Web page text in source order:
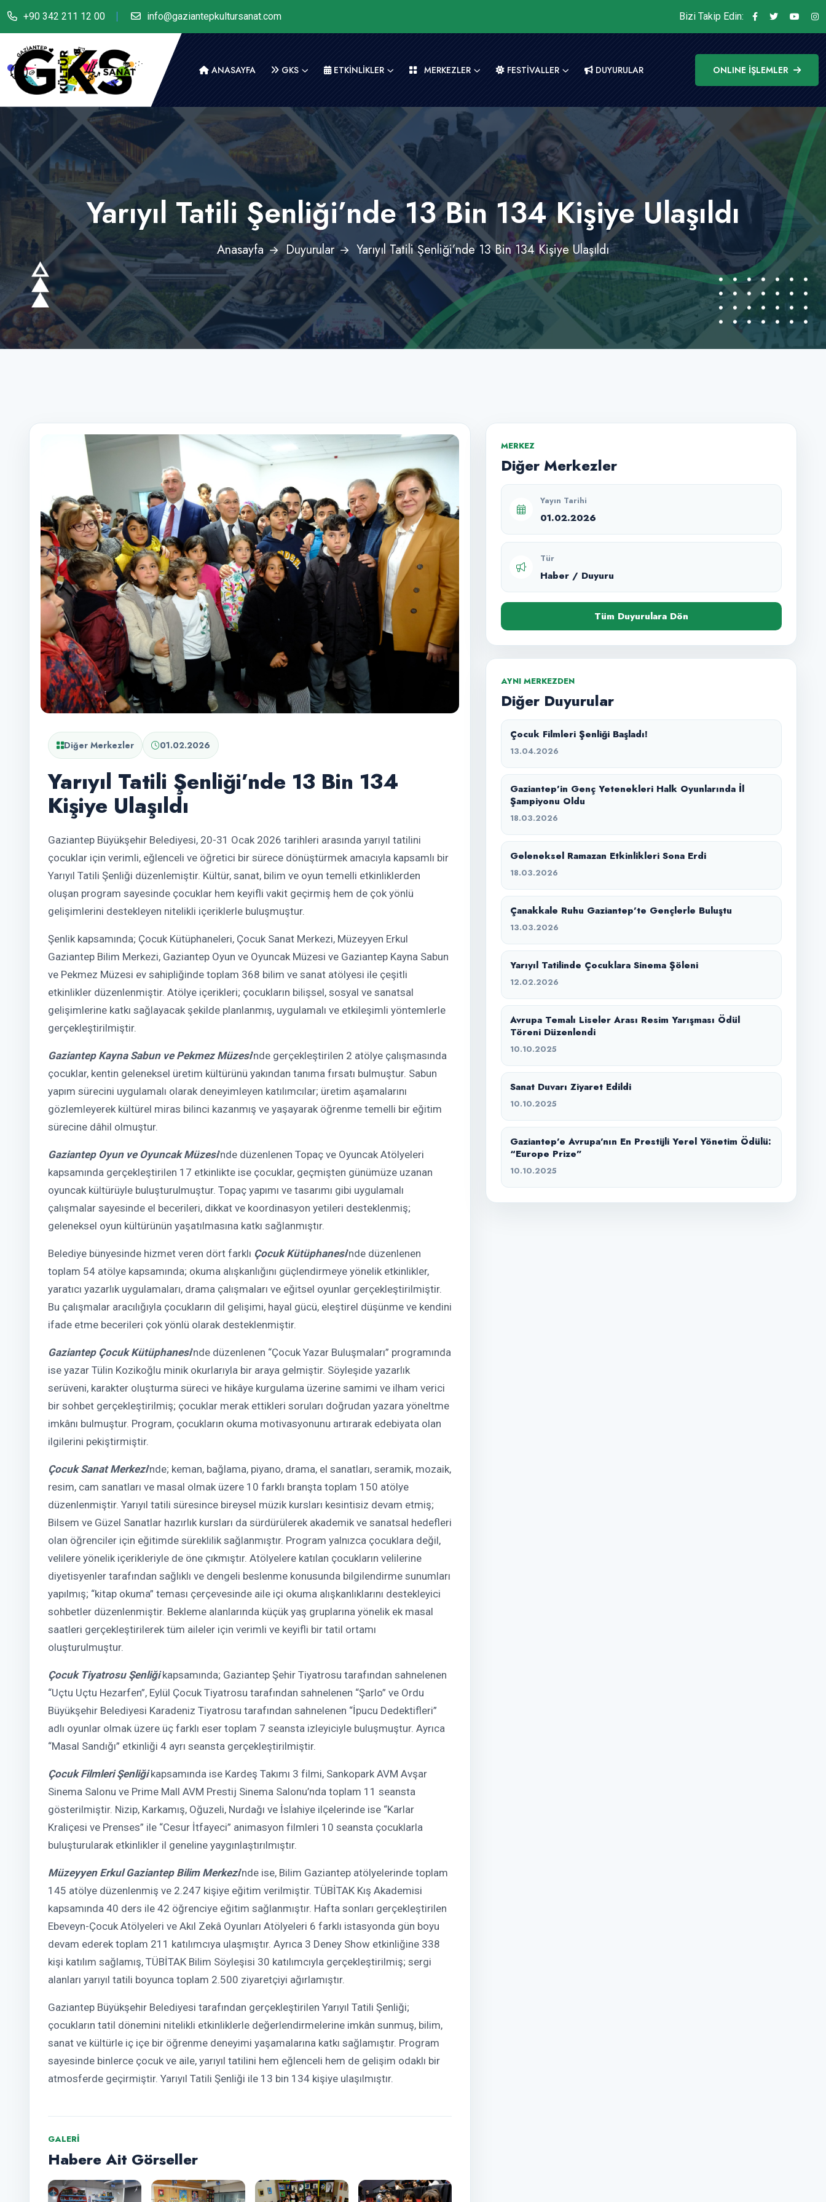
+90 342 211 12 00 info@gaziantepkultursanat.com Bizi Takip Edin:
ANASAYFA GKS ETKİNLİKLER MERKEZLER FESTİVALLER DUYURULAR ONLINE İŞLEMLER
Yarıyıl Tatili Şenliği’nde 13 Bin 134 Kişiye Ulaşıldı
Anasayfa Duyurular Yarıyıl Tatili Şenliği’nde 13 Bin 134 Kişiye Ulaşıldı
Diğer Merkezler 01.02.2026
Yarıyıl Tatili Şenliği’nde 13 Bin 134
Kişiye Ulaşıldı
Gaziantep Büyükşehir Belediyesi, 20-31 Ocak 2026 tarihleri arasında yarıyıl tatilini
çocuklar için verimli, eğlenceli ve öğretici bir sürece dönüştürmek amacıyla kapsamlı bir
Yarıyıl Tatili Şenliği düzenlemiştir. Kültür, sanat, bilim ve oyun temelli etkinliklerden
oluşan program sayesinde çocuklar hem keyifli vakit geçirmiş hem de çok yönlü
gelişimlerini destekleyen nitelikli içeriklerle buluşmuştur.
Şenlik kapsamında; Çocuk Kütüphaneleri, Çocuk Sanat Merkezi, Müzeyyen Erkul
Gaziantep Bilim Merkezi, Gaziantep Oyun ve Oyuncak Müzesi ve Gaziantep Kayna Sabun
ve Pekmez Müzesi ev sahipliğinde toplam 368 bilim ve sanat atölyesi ile çeşitli
etkinlikler düzenlenmiştir. Atölye içerikleri; çocukların bilişsel, sosyal ve sanatsal
gelişimlerine katkı sağlayacak şekilde planlanmış, uygulamalı ve etkileşimli yöntemlerle
gerçekleştirilmiştir.
Gaziantep Kayna Sabun ve Pekmez Müzesi’nde gerçekleştirilen 2 atölye çalışmasında
çocuklar, kentin geleneksel üretim kültürünü yakından tanıma fırsatı bulmuştur. Sabun
yapım sürecini uygulamalı olarak deneyimleyen katılımcılar; üretim aşamalarını
gözlemleyerek kültürel miras bilinci kazanmış ve yaşayarak öğrenme temelli bir eğitim
sürecine dâhil olmuştur.
Gaziantep Oyun ve Oyuncak Müzesi’nde düzenlenen Topaç ve Oyuncak Atölyeleri
kapsamında gerçekleştirilen 17 etkinlikte ise çocuklar, geçmişten günümüze uzanan
oyuncak kültürüyle buluşturulmuştur. Topaç yapımı ve tasarımı gibi uygulamalı
çalışmalar sayesinde el becerileri, dikkat ve koordinasyon yetileri desteklenmiş;
geleneksel oyun kültürünün yaşatılmasına katkı sağlanmıştır.
Belediye bünyesinde hizmet veren dört farklı Çocuk Kütüphanesi’nde düzenlenen
toplam 54 atölye kapsamında; okuma alışkanlığını güçlendirmeye yönelik etkinlikler,
yaratıcı yazarlık uygulamaları, drama çalışmaları ve eğitsel oyunlar gerçekleştirilmiştir.
Bu çalışmalar aracılığıyla çocukların dil gelişimi, hayal gücü, eleştirel düşünme ve kendini
ifade etme becerileri çok yönlü olarak desteklenmiştir.
Gaziantep Çocuk Kütüphanesi’nde düzenlenen “Çocuk Yazar Buluşmaları” programında
ise yazar Tülin Kozikoğlu minik okurlarıyla bir araya gelmiştir. Söyleşide yazarlık
serüveni, karakter oluşturma süreci ve hikâye kurgulama üzerine samimi ve ilham verici
bir sohbet gerçekleştirilmiş; çocuklar merak ettikleri soruları doğrudan yazara yöneltme
imkânı bulmuştur. Program, çocukların okuma motivasyonunu artırarak edebiyata olan
ilgilerini pekiştirmiştir.
Çocuk Sanat Merkezi’nde; keman, bağlama, piyano, drama, el sanatları, seramik, mozaik,
resim, cam sanatları ve masal olmak üzere 10 farklı branşta toplam 150 atölye
düzenlenmiştir. Yarıyıl tatili süresince bireysel müzik kursları kesintisiz devam etmiş;
Bilsem ve Güzel Sanatlar hazırlık kursları da sürdürülerek akademik ve sanatsal hedefleri
olan öğrenciler için eğitimde süreklilik sağlanmıştır. Program yalnızca çocuklara değil,
velilere yönelik içerikleriyle de öne çıkmıştır. Atölyelere katılan çocukların velilerine
diyetisyenler tarafından sağlıklı ve dengeli beslenme konusunda bilgilendirme sunumları
yapılmış; “kitap okuma” teması çerçevesinde aile içi okuma alışkanlıklarını destekleyici
sohbetler düzenlenmiştir. Bekleme alanlarında küçük yaş gruplarına yönelik ek masal
saatleri gerçekleştirilerek tüm aileler için verimli ve keyifli bir tatil ortamı
oluşturulmuştur.
Çocuk Tiyatrosu Şenliğikapsamında; Gaziantep Şehir Tiyatrosu tarafından sahnelenen
“Uçtu Uçtu Hezarfen”, Eylül Çocuk Tiyatrosu tarafından sahnelenen “Şarlo” ve Ordu
Büyükşehir Belediyesi Karadeniz Tiyatrosu tarafından sahnelenen “İpucu Dedektifleri”
adlı oyunlar olmak üzere üç farklı eser toplam 7 seansta izleyiciyle buluşmuştur. Ayrıca
“Masal Sandığı” etkinliği 4 ayrı seansta gerçekleştirilmiştir.
Çocuk Filmleri Şenliğikapsamında ise Kardeş Takımı 3 filmi, Sankopark AVM Avşar
Sinema Salonu ve Prime Mall AVM Prestij Sinema Salonu’nda toplam 11 seansta
gösterilmiştir. Nizip, Karkamış, Oğuzeli, Nurdağı ve İslahiye ilçelerinde ise “Karlar
Kraliçesi ve Prenses” ile “Cesur İtfayeci” animasyon filmleri 10 seansta çocuklarla
buluşturularak etkinlikler il geneline yaygınlaştırılmıştır.
Müzeyyen Erkul Gaziantep Bilim Merkezi’nde ise, Bilim Gaziantep atölyelerinde toplam
145 atölye düzenlenmiş ve 2.247 kişiye eğitim verilmiştir. TÜBİTAK Kış Akademisi
kapsamında 40 ders ile 42 öğrenciye eğitim sağlanmıştır. Hafta sonları gerçekleştirilen
Ebeveyn-Çocuk Atölyeleri ve Akıl Zekâ Oyunları Atölyeleri 6 farklı istasyonda gün boyu
devam ederek toplam 211 katılımcıya ulaşmıştır. Ayrıca 3 Deney Show etkinliğine 338
kişi katılım sağlamış, TÜBİTAK Bilim Söyleşisi 30 katılımcıyla gerçekleştirilmiş; sergi
alanları yarıyıl tatili boyunca toplam 2.500 ziyaretçiyi ağırlamıştır.
Gaziantep Büyükşehir Belediyesi tarafından gerçekleştirilen Yarıyıl Tatili Şenliği;
çocukların tatil dönemini nitelikli etkinliklerle değerlendirmelerine imkân sunmuş, bilim,
sanat ve kültürle iç içe bir öğrenme deneyimi yaşamalarına katkı sağlamıştır. Program
sayesinde binlerce çocuk ve aile, yarıyıl tatilini hem eğlenceli hem de gelişim odaklı bir
atmosferde geçirmiştir. Yarıyıl Tatili Şenliği ile 13 bin 134 kişiye ulaşılmıştır.
GALERI
Habere Ait Görseller
MERKEZ
Diğer Merkezler
Yayın Tarihi
01.02.2026
Tür
Haber / Duyuru
Tüm Duyurulara Dön
AYNI MERKEZDEN
Diğer Duyurular
Çocuk Filmleri Şenliği Başladı!
13.04.2026
Gaziantep’in Genç Yetenekleri Halk Oyunlarında İl
Şampiyonu Oldu
18.03.2026
Geleneksel Ramazan Etkinlikleri Sona Erdi
18.03.2026
Çanakkale Ruhu Gaziantep’te Gençlerle Buluştu
13.03.2026
Yarıyıl Tatilinde Çocuklara Sinema Şöleni
12.02.2026
Avrupa Temalı Liseler Arası Resim Yarışması Ödül
Töreni Düzenlendi
10.10.2025
Sanat Duvarı Ziyaret Edildi
10.10.2025
Gaziantep’e Avrupa’nın En Prestijli Yerel Yönetim Ödülü:
“Europe Prize”
10.10.2025